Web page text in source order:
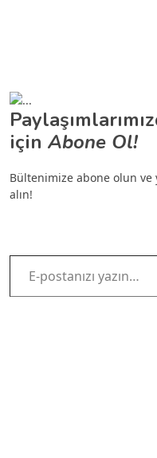
için Abone Ol!
Bültenimize abone olun ve
alın!
E-postanızı yazın…